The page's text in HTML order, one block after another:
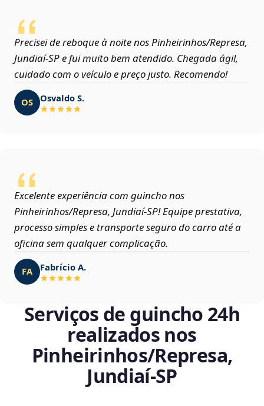
Precisei de reboque à noite nos Pinheirinhos/Represa,
Jundiaí‑SP e fui muito bem atendido. Chegada ágil,
cuidado com o veículo e preço justo. Recomendo!
OS Osvaldo S.
Excelente experiência com guincho nos
Pinheirinhos/Represa, Jundiaí‑SP! Equipe prestativa,
processo simples e transporte seguro do carro até a
oficina sem qualquer complicação.
FA Fabrício A.
Serviços de guincho 24h
realizados nos
Pinheirinhos/Represa,
Jundiaí‑SP